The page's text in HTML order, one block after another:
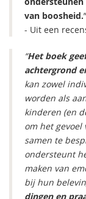
van boosheid.”
- Uit een
“Het boek
achtergrond
kan zowel
worden als
kinderen (en
om het
samen te
ondersteunt
maken van
bij hun
dingen en